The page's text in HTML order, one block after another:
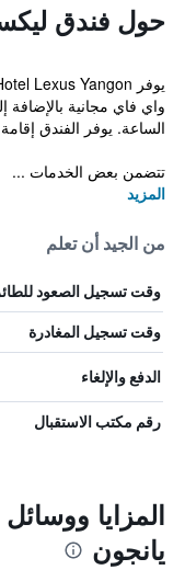
حول فندق
واي فاي مجانية بالإضافة
الساعة. يوفر الفندق إقامة ذات 3 نجوم
تتضمن بعض الخدمات ...
المزيد
من الجيد أن تعلم
وقت تسجيل الصعود
وقت تسجيل المغادرة
الدفع والإلغاء
رقم مكتب الاستقبال
المزايا
يانجون